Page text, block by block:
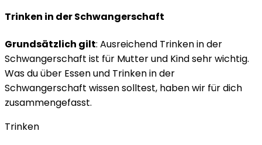
Trinken in der Schwangerschaft
Grundsätzlich gilt: Ausreichend Trinken in der
Schwangerschaft ist für Mutter und Kind sehr wichtig.
Was du über Essen und Trinken in der
Schwangerschaft wissen solltest, haben wir für dich
zusammengefasst.
Trinken